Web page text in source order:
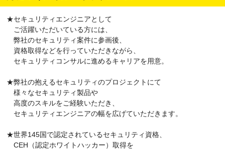
★セキュリティエンジニアとして
ご活躍いただいている方には、
弊社のセキュリティ案件に参画後、
資格取得などを行っていただきながら、
セキュリティコンサルに進めるキャリアを用意。
★弊社の抱えるセキュリティのプロジェクトにて
様々なセキュリティ製品や
高度のスキルをご経験いただき、
セキュリティエンジニアの幅を広げていただきます。
★世界145国で認定されているセキュリティ資格、
CEH（認定ホワイトハッカー）取得を